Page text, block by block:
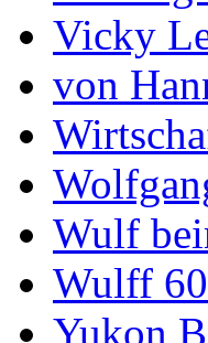
Vicky
von
Wulf
Wulff
Yukon